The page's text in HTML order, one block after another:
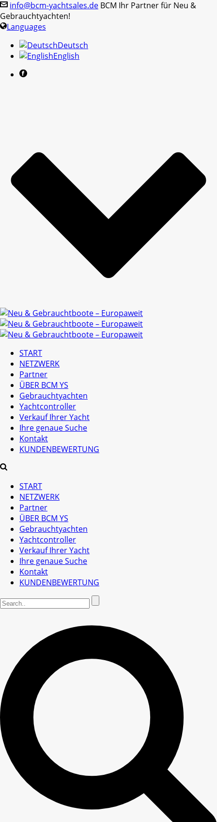
info@bcm-yachtsales.de BCM Ihr Partner für Neu &
Gebrauchtyachten!
Languages
Deutsch
English
START
NETZWERK
Partner
ÜBER BCM YS
Gebrauchtyachten
Yachtcontroller
Verkauf Ihrer Yacht
Ihre genaue Suche
Kontakt
KUNDENBEWERTUNG
START
NETZWERK
Partner
ÜBER BCM YS
Gebrauchtyachten
Yachtcontroller
Verkauf Ihrer Yacht
Ihre genaue Suche
Kontakt
KUNDENBEWERTUNG